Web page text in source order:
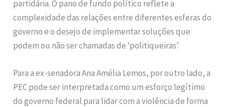
partidária. O pano de fundo político reflete a
complexidade das relações entre diferentes esferas do
governo e o desejo de implementar soluções que
podem ou não ser chamadas de ‘politiqueiras’.
Para a ex-senadora Ana Amélia Lemos, por outro lado, a
PEC pode ser interpretada como um esforço legítimo
do governo federal para lidar com a violência de forma